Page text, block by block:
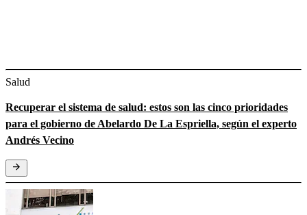
Salud
Recuperar el sistema de salud: estos son las cinco prioridades
para el gobierno de Abelardo De La Espriella, según el experto
Andrés Vecino